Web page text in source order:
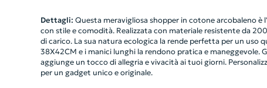
Dettagli: Questa meravigliosa shopper in cotone arcobaleno è
con stile e comodità. Realizzata con materiale resistente da
di carico. La sua natura ecologica la rende perfetta per un uso
38X42CM e i manici lunghi la rendono pratica e maneggevole.
aggiunge un tocco di allegria e vivacità ai tuoi giorni.
per un gadget unico e originale.